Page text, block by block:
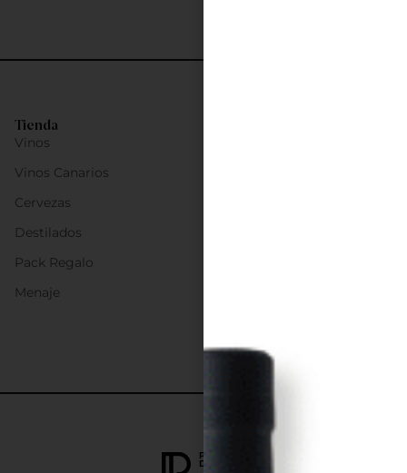
Tienda
Vinos
Vinos Canarios
Cervezas
Destilados
Pack Regalo
Menaje